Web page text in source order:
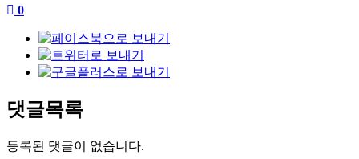
0
댓글목록
등록된 댓글이 없습니다.